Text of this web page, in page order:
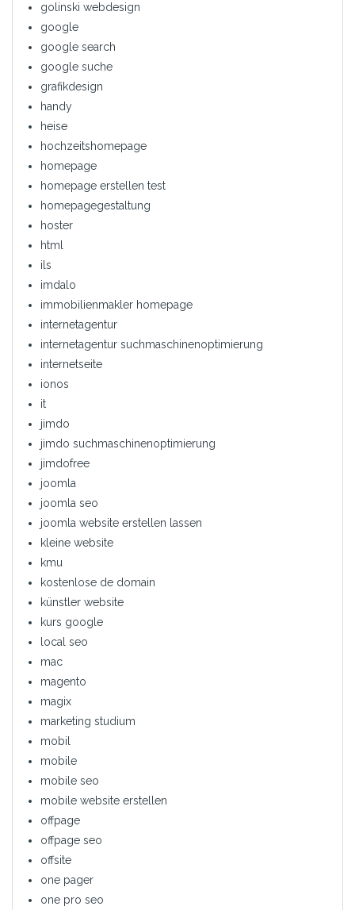
golinski webdesign
google
google search
google suche
grafikdesign
handy
heise
hochzeitshomepage
homepage
homepage erstellen test
homepagegestaltung
hoster
html
ils
imdalo
immobilienmakler homepage
internetagentur
internetagentur suchmaschinenoptimierung
internetseite
ionos
it
jimdo
jimdo suchmaschinenoptimierung
jimdofree
joomla
joomla seo
joomla website erstellen lassen
kleine website
kmu
kostenlose de domain
künstler website
kurs google
local seo
mac
magento
magix
marketing studium
mobil
mobile
mobile seo
mobile website erstellen
offpage
offpage seo
offsite
one pager
one pro seo